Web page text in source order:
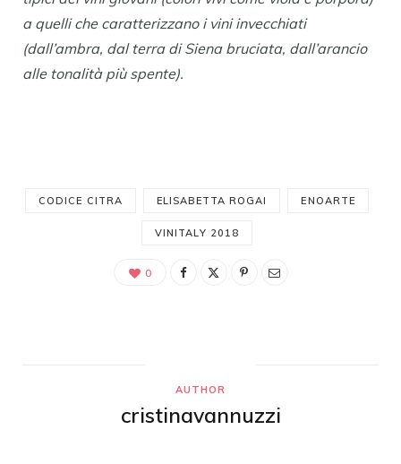
a quelli che caratterizzano i vini invecchiati
(dall’ambra, dal terra di Siena bruciata, dall’arancio
alle tonalità più spente).
CODICE CITRA ELISABETTA ROGAI ENOARTE
VINITALY 2018
0
AUTHOR
cristinavannuzzi